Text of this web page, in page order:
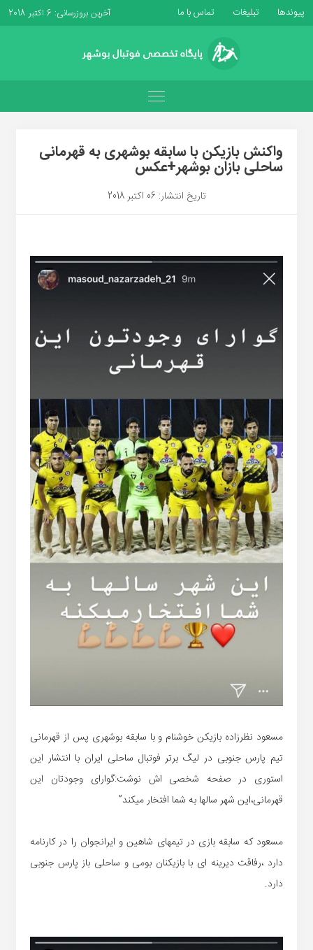
پیوندها تبلیغات تماس با ما آخرین بروزرسانی: 6 اکتبر 2018
واکنش بازیکن با سابقه بوشهری به قهرمانی
ساحلی بازان بوشهر+عکس
تاریخ انتشار: 06 اکتبر 2018
مسعود نظرزاده بازیکن خوشنام و با سابقه بوشهری پس از قهرمانی
تیم پارس جنوبی در لیگ برتر فوتبال ساحلی ایران با انتشار این
استوری در صفحه شخصی اش نوشت:گوارای وجودتان این
قهرمانی،این شهر سالها به شما افتخار میکند”
مسعود که سابقه بازی در تیمهای شاهین و ایرانجوان را در کارنامه
دارد ،رفاقت دیرینه ای با بازیکنان بومی و ساحلی باز پارس جنوبی
دارد.